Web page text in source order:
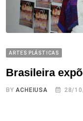
ARTES PLÁSTICAS
Brasileira
BYACHEIUSA 28/